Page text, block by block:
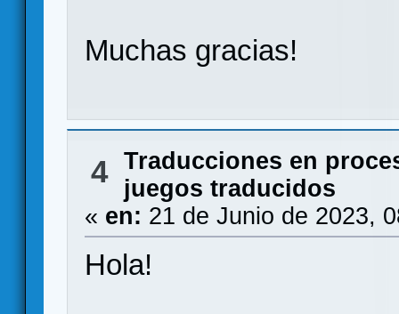
Muchas gracias!
4 Traducciones en
juegos traducidos
« en: 21 de Junio de 2023,
Hola!